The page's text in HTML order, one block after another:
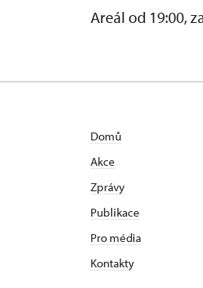
Areál od 19:00,
Domů
Akce
Zprávy
Publikace
Pro média
Kontakty